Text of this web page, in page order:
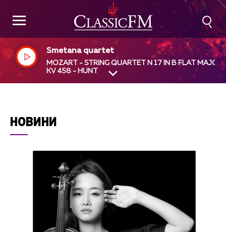
Smetana quartet
MOZART - STRING QUARTET N 17 IN B FLAT MAJOR,
KV 458 - HUNT
НОВИНИ